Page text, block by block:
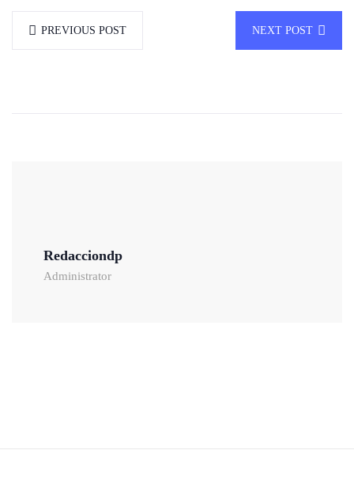
PREVIOUS POST NEXT POST
Redacciondp
Administrator